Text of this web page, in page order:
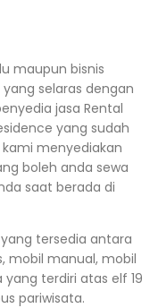
maupun bisnis
selaras dengan
jasa Rental
yang sudah
menyediakan
boleh anda sewa
saat berada di
tersedia antara
mobil manual, mobil
terdiri atas elf 19
pariwisata.